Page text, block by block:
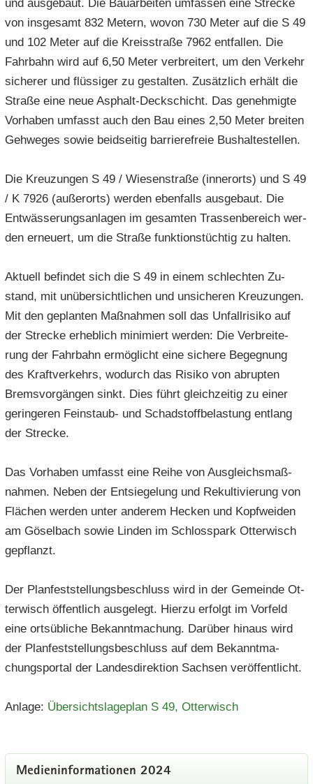
und aus­ge­baut. Die Bau­ar­bei­ten um­fas­sen eine Stre­cke
von ins­ge­samt 832 Me­tern, wovon 730 Meter auf die S 49
und 102 Meter auf die Kreis­stra­ße 7962 ent­fal­len. Die
Fahr­bahn wird auf 6,50 Meter ver­brei­tert, um den Ver­kehr
si­che­rer und flüs­si­ger zu ge­stal­ten. Zu­sätz­lich er­hält die
Stra­ße eine neue Asphalt-​Deckschicht. Das ge­neh­mig­te
Vor­ha­ben um­fasst auch den Bau eines 2,50 Meter brei­ten
Geh­we­ges sowie beid­sei­tig bar­rie­re­freie Bus­hal­te­stel­len.
Die Kreu­zun­gen S 49 / Wie­sen­stra­ße (in­ner­orts) und S 49
/ K 7926 (au­ßer­orts) wer­den eben­falls aus­ge­baut. Die
Ent­wäs­se­rungs­an­la­gen im ge­sam­ten Tras­sen­be­reich wer­
den er­neu­ert, um die Stra­ße funk­ti­ons­tüch­tig zu hal­ten.
Ak­tu­ell be­fin­det sich die S 49 in einem schlech­ten Zu­
stand, mit un­über­sicht­li­chen und un­si­che­ren Kreu­zun­gen.
Mit den ge­plan­ten Maß­nah­men soll das Un­fall­ri­si­ko auf
der Stre­cke er­heb­lich mi­ni­miert wer­den: Die Ver­brei­te­
rung der Fahr­bahn er­mög­licht eine si­che­re Be­geg­nung
des Kraft­ver­kehrs, wo­durch das Ri­si­ko von ab­rup­ten
Brems­vor­gän­gen sinkt. Dies führt gleich­zei­tig zu einer
ge­rin­ge­ren Feinstaub-​ und Schad­stoff­be­las­tung ent­lang
der Stre­cke.
Das Vor­ha­ben um­fasst eine Reihe von Aus­gleichs­maß­
nah­men. Neben der Ent­sie­ge­lung und Re­kul­ti­vie­rung von
Flä­chen wer­den unter an­de­rem He­cken und Kopf­wei­den
am Gö­sel­bach sowie Lin­den im Schloss­park Ot­ter­wisch
ge­pflanzt.
Der Plan­fest­stel­lungs­be­schluss wird in der Ge­mein­de Ot­
ter­wisch öf­fent­lich aus­ge­legt. Hier­zu er­folgt im Vor­feld
eine orts­üb­li­che Be­kannt­ma­chung. Dar­über hin­aus wird
der Plan­fest­stel­lungs­be­schluss auf dem Be­kannt­ma­
chungs­por­tal der Lan­des­di­rek­ti­on Sach­sen ver­öf­fent­licht.
An­la­ge: Über­sichts­la­ge­plan S 49, Ot­ter­wisch
Me­di­en­in­for­ma­tio­nen 2024